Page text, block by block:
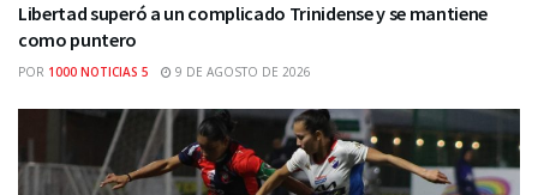
Libertad superó a un complicado Trinidense y se mantiene
como puntero
POR 1000 NOTICIAS 5 9 DE AGOSTO DE 2026